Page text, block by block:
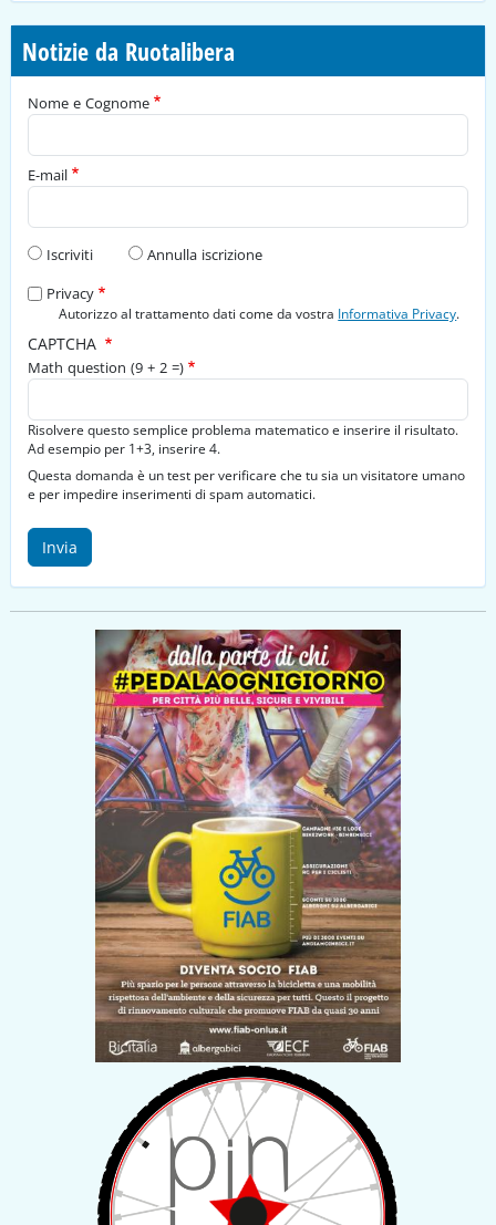
Notizie da Ruotalibera
Nome e Cognome
E-mail
Tipo di richiesta
Iscriviti
Annulla iscrizione
Privacy
Autorizzo al trattamento dati come da vostra Informativa Privacy.
CAPTCHA
Math question (9 + 2 =)
Risolvere questo semplice problema matematico e inserire il risultato.
Ad esempio per 1+3, inserire 4.
Questa domanda è un test per verificare che tu sia un visitatore umano
e per impedire inserimenti di spam automatici.